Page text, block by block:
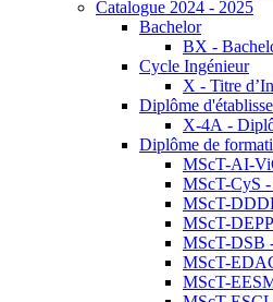
Catalogue 2024 - 2025
Bachelor
BX -
Cycle Ingénieur
X - Titre
Diplôme
X-4A -
Diplôme de
MScT-AI-
MScT-CyS
MScT-
MScT-
MScT-DSB
MScT-
MScT-